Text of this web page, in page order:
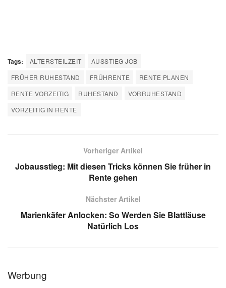
Tags: ALTERSTEILZEIT
AUSSTIEG JOB
FRÜHER RUHESTAND
FRÜHRENTE
RENTE PLANEN
RENTE VORZEITIG
RUHESTAND
VORRUHESTAND
VORZEITIG IN RENTE
Vorheriger Artikel
Jobausstieg: Mit diesen Tricks können Sie früher in
Rente gehen
Nächster Artikel
Marienkäfer Anlocken: So Werden Sie Blattläuse
Natürlich Los
Werbung